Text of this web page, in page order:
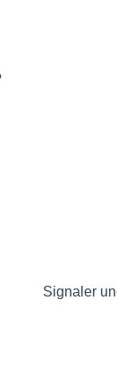
Signaler